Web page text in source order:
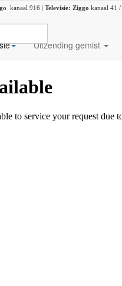
kanaal 916 | Televisie: Ziggo kanaal 41 /
Uitzending gemist